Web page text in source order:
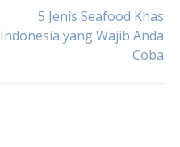
5 Jenis Seafood Khas
Indonesia yang Wajib Anda
Coba